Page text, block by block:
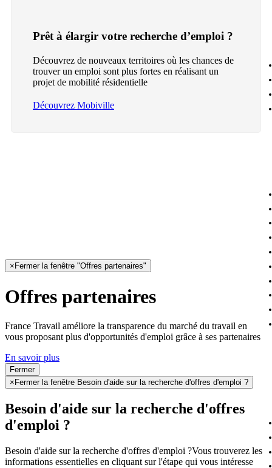
Prêt à élargir votre recherche d’emploi ?
Découvrez de nouveaux territoires où les chances de
trouver un emploi sont plus fortes en réalisant un
projet de mobilité résidentielle
Découvrez Mobiville
× Fermer la fenêtre "Offres partenaires"
Offres partenaires
France Travail améliore la transparence du marché du travail en
vous proposant plus d'opportunités d'emploi grâce à ses partenaires
En savoir plus
Fermer
× Fermer la fenêtre Besoin d'aide sur la recherche d'offres d'emploi ?
Besoin d'aide sur la recherche d'offres
d'emploi ?
Besoin d'aide sur la recherche d'offres d'emploi ?Vous trouverez les
informations essentielles en cliquant sur l'étape qui vous intéresse